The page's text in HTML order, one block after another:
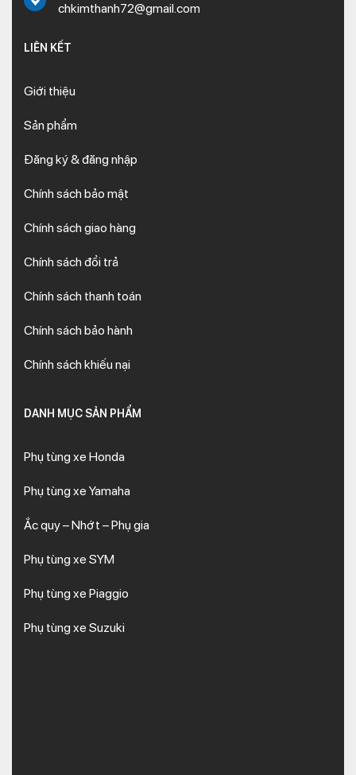
chkimthanh72@gmail.com
LIÊN KẾT
Giới thiệu
Sản phẩm
Đăng ký & đăng nhập
Chính sách bảo mật
Chính sách giao hàng
Chính sách đổi trả
Chính sách thanh toán
Chính sách bảo hành
Chính sách khiếu nại
DANH MỤC SẢN PHẨM
Phụ tùng xe Honda
Phụ tùng xe Yamaha
Ắc quy – Nhớt – Phụ gia
Phụ tùng xe SYM
Phụ tùng xe Piaggio
Phụ tùng xe Suzuki